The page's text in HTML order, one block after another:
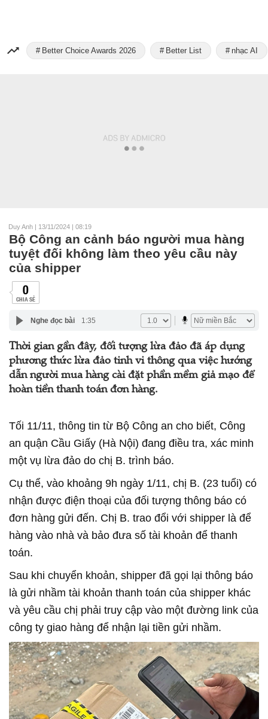
Better Choice Awards 2026 Better List nhạc AI
Duy Anh | 13/11/2024 | 08:19
Bộ Công an cảnh báo người mua hàng
tuyệt đối không làm theo yêu cầu này
của shipper
0
CHIA SẺ
Nghe đọc bài 1:35
Thời gian gần đây, đối tượng lừa đảo đã áp dụng
phương thức lừa đảo tinh vi thông qua việc hướng
dẫn người mua hàng cài đặt phần mềm giả mạo để
hoàn tiền thanh toán đơn hàng.
Tối 11/11, thông tin từ Bộ Công an cho biết, Công
an quận Cầu Giấy (Hà Nội) đang điều tra, xác minh
một vụ lừa đảo do chị B. trình báo.
Cụ thể, vào khoảng 9h ngày 1/11, chị B. (23 tuổi) có
nhận được điện thoại của đối tượng thông báo có
đơn hàng gửi đến. Chị B. trao đổi với shipper là để
hàng vào nhà và bảo đưa số tài khoản để thanh
toán.
Sau khi chuyển khoản, shipper đã gọi lại thông báo
là gửi nhầm tài khoản thanh toán của shipper khác
và yêu cầu chị phải truy cập vào một đường link của
công ty giao hàng để nhận lại tiền gửi nhầm.